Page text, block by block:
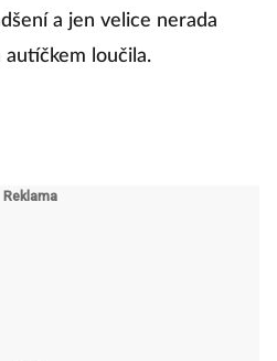
a jen velice nerada
autíčkem loučila.